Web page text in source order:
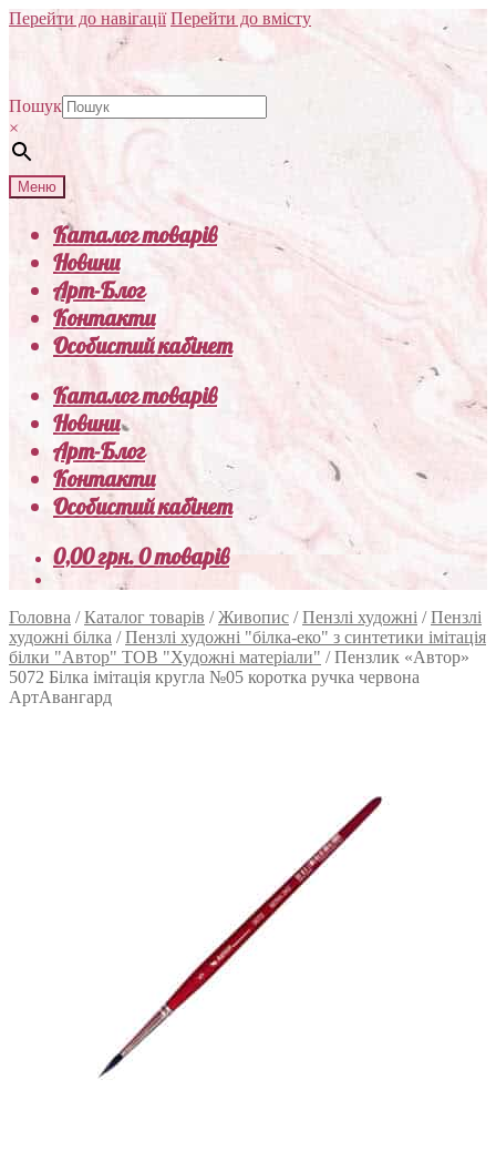
Перейти до навігації Перейти до вмісту
Пошук
×
Меню
Каталог товарів
Новини
Арт-Блог
Контакти
Особистий кабінет
Каталог товарів
Новини
Арт-Блог
Контакти
Особистий кабінет
0,00грн.0 товарів
Головна /Каталог товарів /Живопис /Пензлі художні /Пензлі
художні білка /Пензлі художні "білка-еко" з синтетики імітація
білки "Автор" ТОВ "Художні матеріали" /Пензлик «Автор»
5072 Білка імітація кругла №05 коротка ручка червона
АртАвангард